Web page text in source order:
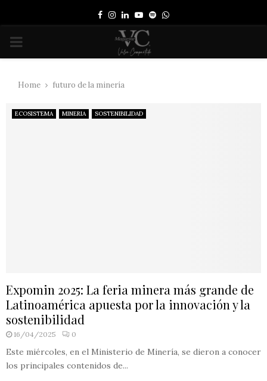
Facebook
Instagram
LinkedinYoutube
SpotifyWhatsapp
PRIMARY
Home futuro de la minería
ECOSISTEMA MINERIA SOSTENIBILIDAD
Expomin 2025: La feria minera más grande de
Latinoamérica apuesta por la innovación y la
sostenibilidad
16/04/2025 0
Este miércoles, en el Ministerio de Minería, se dieron a conocer
los principales contenidos de...